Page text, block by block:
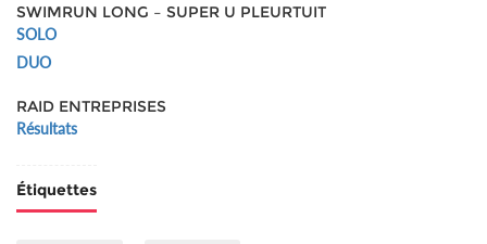
SWIMRUN LONG – SUPER U PLEURTUIT
SOLO
DUO
RAID ENTREPRISES
Résultats
Étiquettes